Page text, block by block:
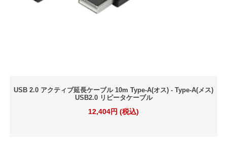
USB 2.0 アクティブ延長ケーブル 10m Type-A(オス) - Type-A(メス)
USB2.0 リピータケーブル
12,404円 (税込)